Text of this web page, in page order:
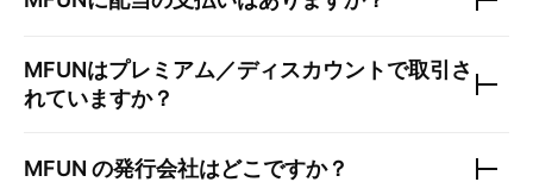
MFUNはプレミアム／ディスカウントで取引さ
れていますか？
MFUN の発行会社はどこですか？